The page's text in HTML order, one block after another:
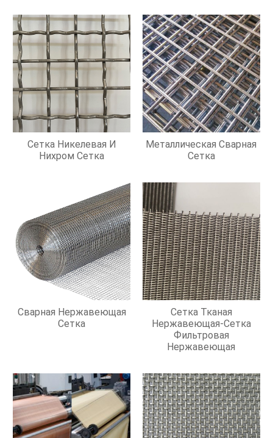
Сетка Никелевая И
Нихром Сетка
Металлическая Сварная
Сетка
Сварная Нержавеющая
Сетка
Сетка Тканая
Нержавеющая-Сетка
Фильтровая
Нержавеющая